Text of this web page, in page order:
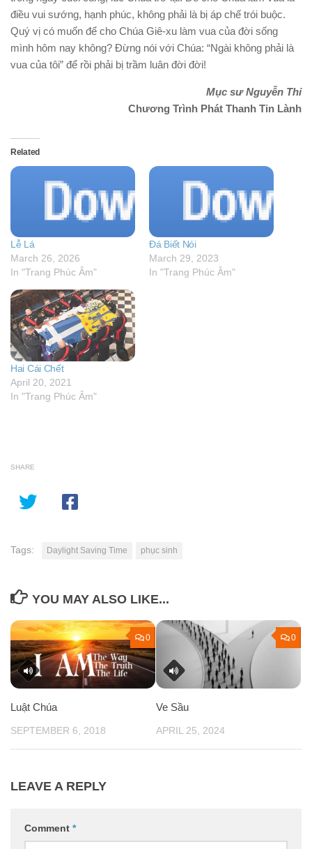
điều vui sướng, hạnh phúc, không phải là bị áp chế trói buộc.
Quý vị có muốn để cho Chúa Giê-xu làm vua của đời sống
mình hôm nay không? Đừng nói với Chúa: “Ngài không phải là
vua của tôi” để rồi phải bị trầm luân đời đời!
Mục sư Nguyễn Thỉ
Chương Trình Phát Thanh Tin Lành
Related
Lễ Lá
March 26, 2026
In "Trang Phúc Âm"
Đá Biết Nói
March 29, 2023
In "Trang Phúc Âm"
Hai Cái Chết
April 20, 2021
In "Trang Phúc Âm"
SHARE
Tags: Daylight Saving Time phục sinh
YOU MAY ALSO LIKE...
0
Luật Chúa
SEPTEMBER 6, 2018
0
Ve Sầu
APRIL 25, 2024
LEAVE A REPLY
Comment *